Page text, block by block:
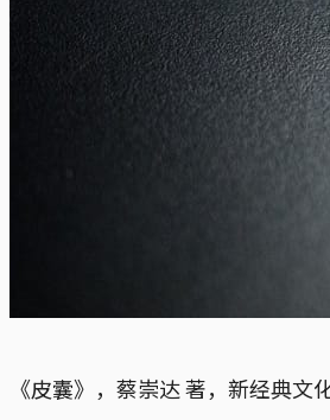
《皮囊》，蔡崇达 著，新经典文